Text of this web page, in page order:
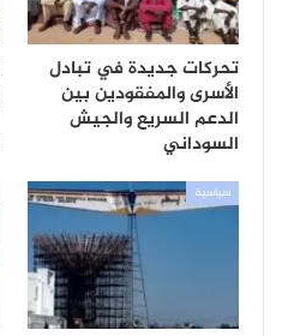
تحركات جديدة في تبادل
الأسرى والمفقودين بين
الدعم السريع والجيش
السوداني
سياسية